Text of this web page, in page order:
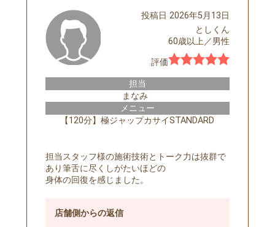
としくん
60歳以上／男性
投稿日2026年5月13日
評価
担当
まなみ
メニュー
【120分】極ジャップカサイSTANDARD
担当スタッフ様の施術技術とトーク力は抜群で
あり筆舌に尽くしがたいほどの
身体の回復を感じました。
店舗側からの返信